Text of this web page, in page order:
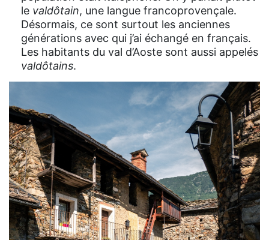
le valdôtain, une langue francoprovençale.
Désormais, ce sont surtout les anciennes
générations avec qui j’ai échangé en français.
Les habitants du val d’Aoste sont aussi appelés
valdôtains.